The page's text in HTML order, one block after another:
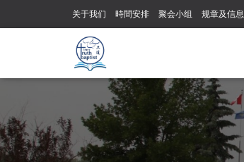
关于我们 時間安排 聚会小组 规章及信息